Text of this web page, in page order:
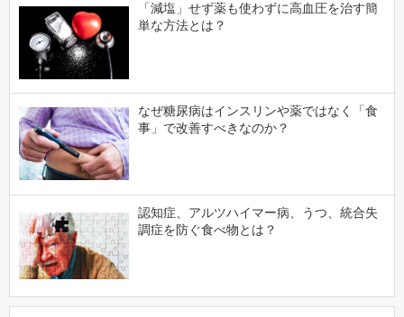
「減塩」せず薬も使わずに高血圧を治す簡
単な方法とは？
なぜ糖尿病はインスリンや薬ではなく「食
事」で改善すべきなのか？
認知症、アルツハイマー病、うつ、統合失
調症を防ぐ食べ物とは？